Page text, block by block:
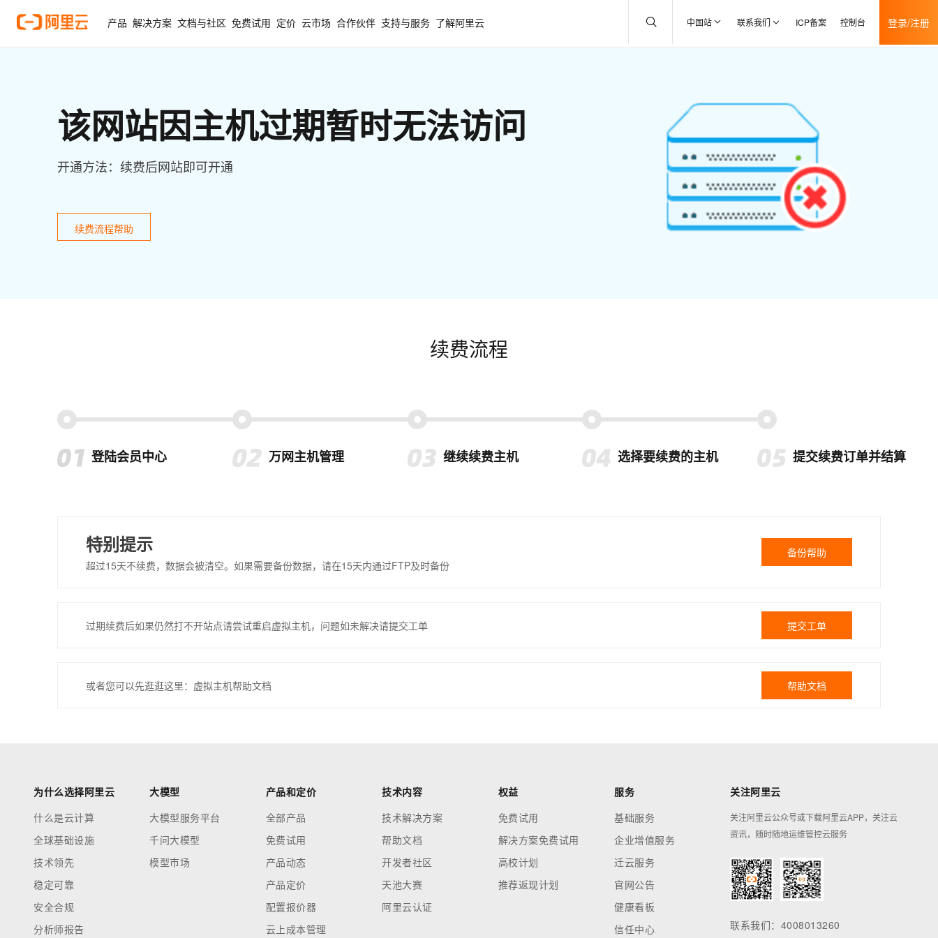
产品 解决方案 文档与社区 免费试用 定价 云市场 合作伙伴 支持与服务 了解阿里云 中国站 联系我们 ICP备案 控制台 登录/注册
该网站因主机过期暂时无法访问
开通方法：续费后网站即可开通
续费流程帮助
续费流程
登陆会员中心 万网主机管理 继续续费主机 选择要续费的主机 提交续费订单并结算
特别提示
超过15天不续费，数据会被清空。如果需要备份数据，请在15天内通过FTP及时备份
备份帮助
过期续费后如果仍然打不开站点请尝试重启虚拟主机，问题如未解决请提交工单 提交工单
或者您可以先逛逛这里：虚拟主机帮助文档 帮助文档